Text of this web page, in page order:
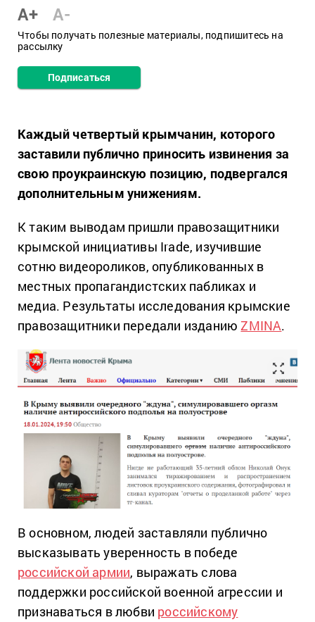
A+ A-
Чтобы получать полезные материалы, подпишитесь на
рассылку
Подписаться
Каждый четвертый крымчанин, которого
заставили публично приносить извинения за
свою проукраинскую позицию, подвергался
дополнительным унижениям.
К таким выводам пришли правозащитники
крымской инициативы Irade, изучившие
сотню видеороликов, опубликованных в
местных пропагандистских пабликах и
медиа. Результаты исследования крымские
правозащитники передали изданиюZMINA.
В основном, людей заставляли публично
высказывать уверенность в победе
российской армии, выражать слова
поддержки российской военной агрессии и
признаваться в любви российскому